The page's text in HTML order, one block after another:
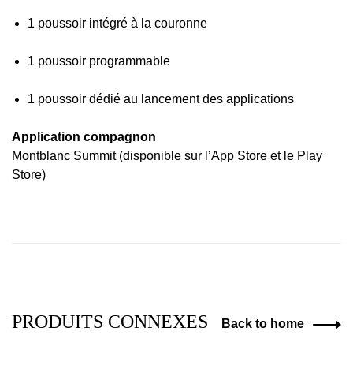
1 poussoir intégré à la couronne
1 poussoir programmable
1 poussoir dédié au lancement des applications
Application compagnon
Montblanc Summit (disponible sur l’App Store et le Play
Store)
PRODUITS CONNEXES Back to home